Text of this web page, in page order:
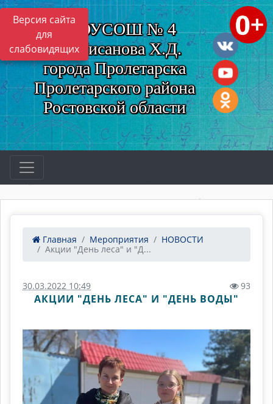
Версия сайта
для
слабовидящих
МБОУСОШ № 4
им. Нисанова Х.Д.
города Пролетарска
Пролетарского района
Ростовской области
Главная Мероприятия
НОВОСТИ
Акции "День леса" и "Д...
30.03.2022 10:49 93
АКЦИИ "ДЕНЬ ЛЕСА" И "ДЕНЬ ВОДЫ"